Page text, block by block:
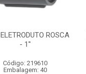
ROSCA
- 1''
Código: 219610
Embalagem: 40